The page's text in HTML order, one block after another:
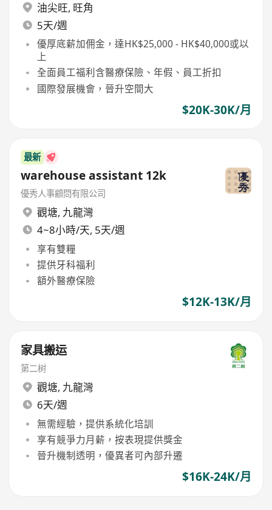
油尖旺, 旺角
5天/週
優厚底薪加佣金，達HK$25,000 - HK$40,000或以
上
全面員工福利含醫療保險、年假、員工折扣
國際發展機會，晉升空間大
$20K-30K/月
最新
warehouse assistant 12k
優秀人事顧問有限公司
觀塘, 九龍灣
4~8小時/天, 5天/週
享有雙糧
提供牙科福利
額外醫療保險
$12K-13K/月
家具搬运
第二树
觀塘, 九龍灣
6天/週
無需經驗，提供系統化培訓
享有競爭力月薪，按表現提供獎金
晉升機制透明，優異者可內部升遷
$16K-24K/月